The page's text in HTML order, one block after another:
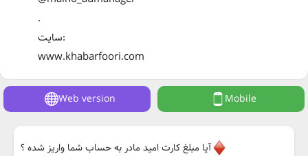
.
سایت:
www.khabarfoori.com
Web version Mobile
آیا مبلغ کارت امید مادر به حساب شما واریز شده ؟